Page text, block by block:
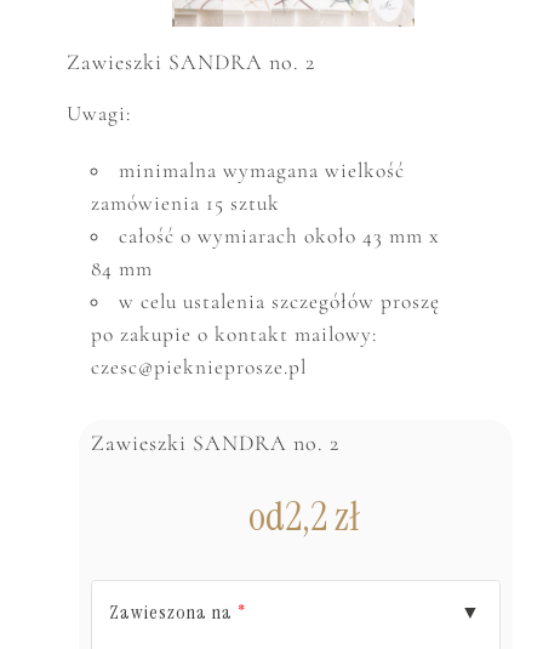
Zawieszki SANDRA no. 2
Uwagi:
minimalna wymagana wielkość
zamówienia 15 sztuk
całość o wymiarach około 43 mm x
84 mm
w celu ustalenia szczegółów proszę
po zakupie o kontakt mailowy:
czesc@pieknieprosze.pl
Zawieszki SANDRA no. 2
od2,2zł
Zawieszona na * ▼